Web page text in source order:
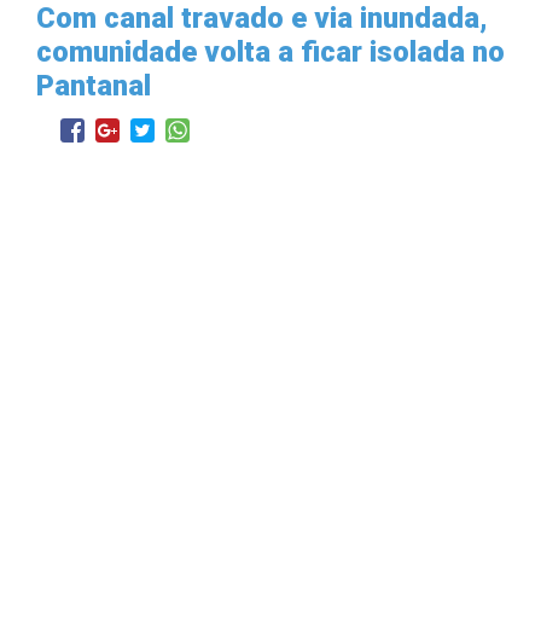
Com canal travado e via inundada,
comunidade volta a ficar isolada no
Pantanal